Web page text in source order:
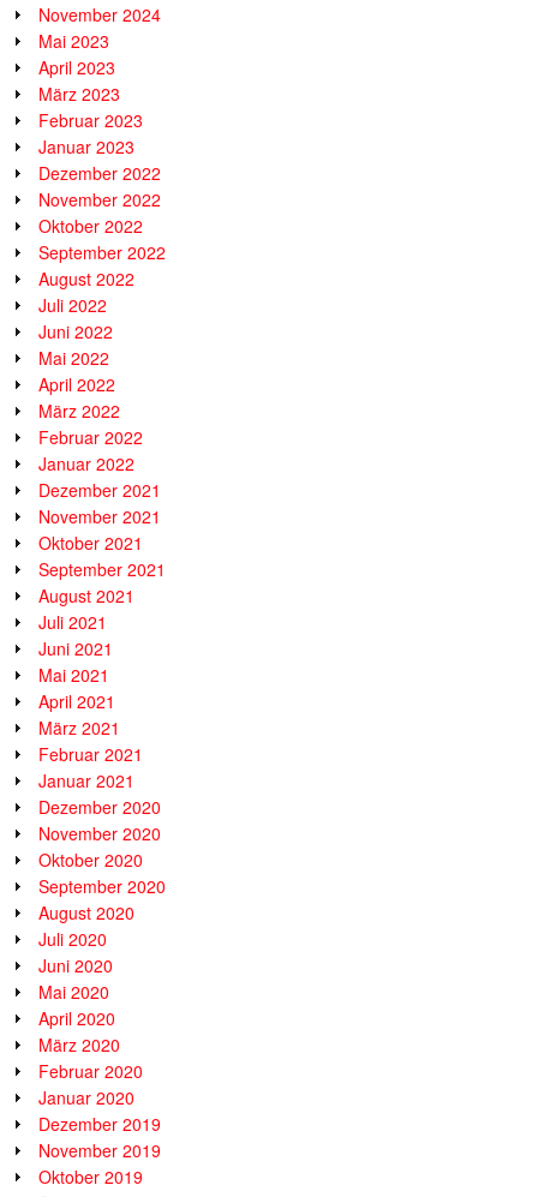
November 2024
Mai 2023
April 2023
März 2023
Februar 2023
Januar 2023
Dezember 2022
November 2022
Oktober 2022
September 2022
August 2022
Juli 2022
Juni 2022
Mai 2022
April 2022
März 2022
Februar 2022
Januar 2022
Dezember 2021
November 2021
Oktober 2021
September 2021
August 2021
Juli 2021
Juni 2021
Mai 2021
April 2021
März 2021
Februar 2021
Januar 2021
Dezember 2020
November 2020
Oktober 2020
September 2020
August 2020
Juli 2020
Juni 2020
Mai 2020
April 2020
März 2020
Februar 2020
Januar 2020
Dezember 2019
November 2019
Oktober 2019